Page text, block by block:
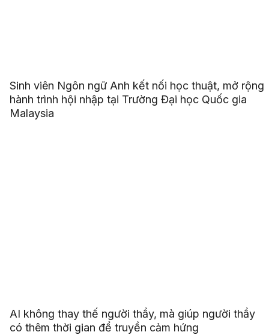
Sinh viên Ngôn ngữ Anh kết nối học thuật, mở rộng
hành trình hội nhập tại Trường Đại học Quốc gia
Malaysia
AI không thay thế người thầy, mà giúp người thầy
có thêm thời gian để truyền cảm hứng